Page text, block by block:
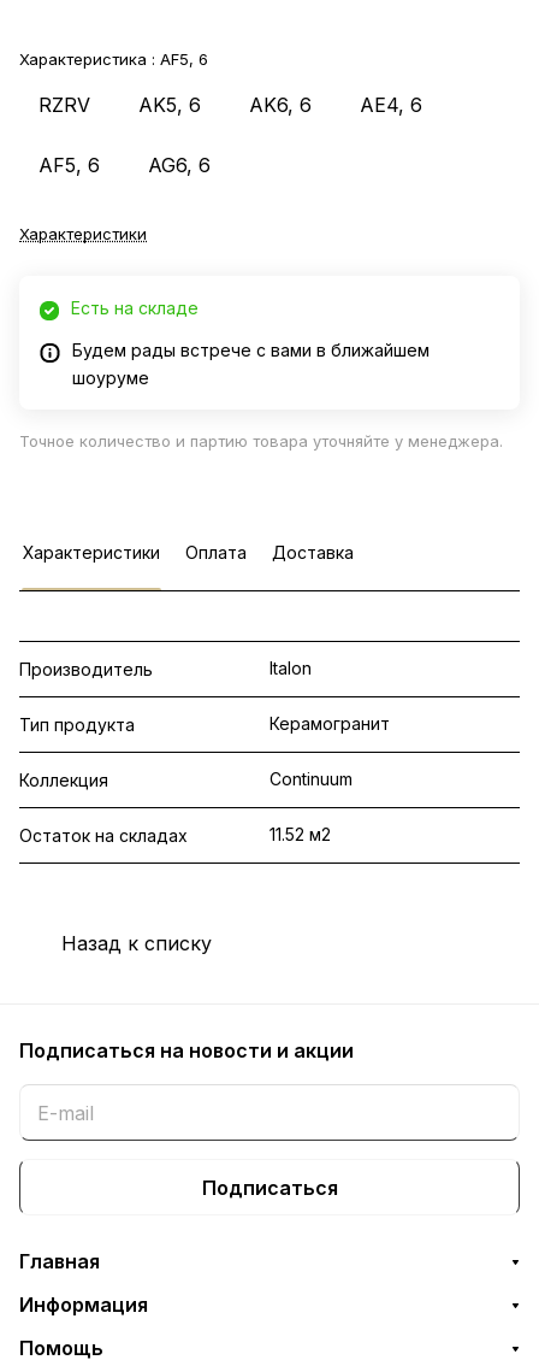
Характеристика : AF5, 6
RZRV AK5, 6 AK6, 6 AE4, 6
AF5, 6 AG6, 6
Характеристики
Есть на складе
Будем рады встрече с вами в ближайшем
шоуруме
Точное количество и партию товара уточняйте у менеджера.
Характеристики Оплата Доставка
Производитель Italon
Тип продукта Керамогранит
Коллекция Continuum
Остаток на складах 11.52 м2
Назад к списку
Подписаться на новости и акции
Подписаться
Главная
Информация
Помощь